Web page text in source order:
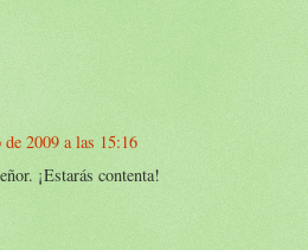
de 2009 a las 15:16
¡Estarás contenta!